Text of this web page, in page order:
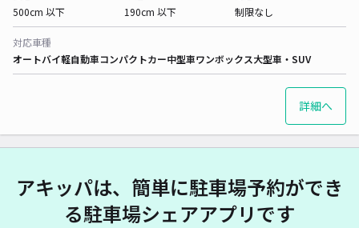
500cm 以下
190cm 以下
制限なし
対応車種
オートバイ軽自動車コンパクトカー中型車ワンボックス大型車・SUV
詳細へ
アキッパは、簡単に駐車場予約ができ
る駐車場シェアアプリです